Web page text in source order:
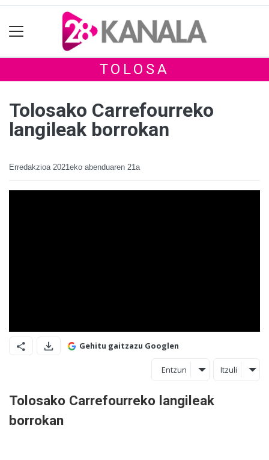
TOLOSA
Tolosako Carrefourreko
langileak borrokan
Erredakzioa 2021eko abenduaren 21a
Gehitu gaitzazu Googlen
Entzun Itzuli
Tolosako Carrefourreko langileak
borrokan